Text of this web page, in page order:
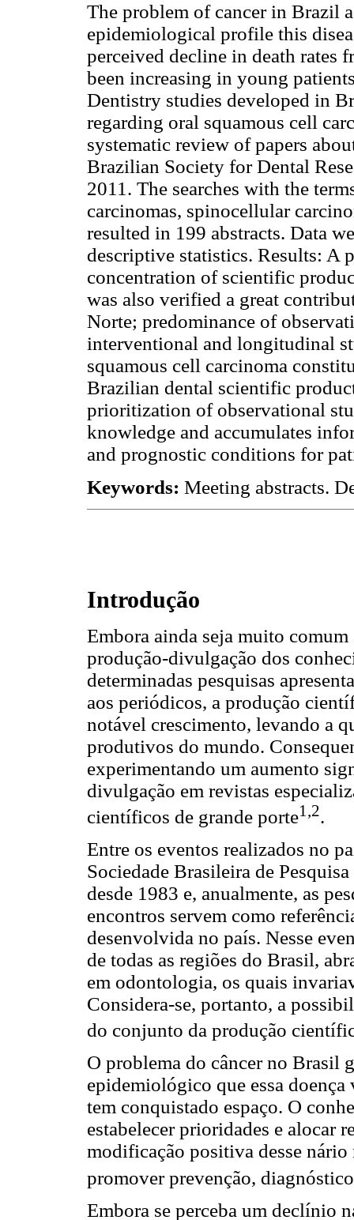
The problem of cancer in Brazil
epidemiological profile this
perceived decline in death rates
been increasing in young
Dentistry studies developed in
regarding oral squamous cell
systematic review of papers
Brazilian Society for Dental
2011. The searches with the
carcinomas, spinocellular
resulted in 199 abstracts. Data
descriptive statistics. Results: A
concentration of scientific
was also verified a great
Norte; predominance of
interventional and longitudinal
squamous cell carcinoma
Brazilian dental scientific
prioritization of observational
knowledge and accumulates
and prognostic conditions for
Keywords: Meeting abstracts.
Introdução
Embora ainda seja muito
produção-divulgação dos
determinadas pesquisas
aos periódicos, a produção
notável crescimento, levando a
produtivos do mundo.
experimentando um aumento
divulgação em revistas
científicos de grande porte1,2.
Entre os eventos realizados no
Sociedade Brasileira de
desde 1983 e, anualmente, as
encontros servem como
desenvolvida no país. Nesse
de todas as regiões do Brasil,
em odontologia, os quais
Considera-se, portanto, a
do conjunto da produção
O problema do câncer no Brasil
epidemiológico que essa doença
tem conquistado espaço. O
estabelecer prioridades e alocar
modificação positiva desse
promover prevenção,
Embora se perceba um declínio